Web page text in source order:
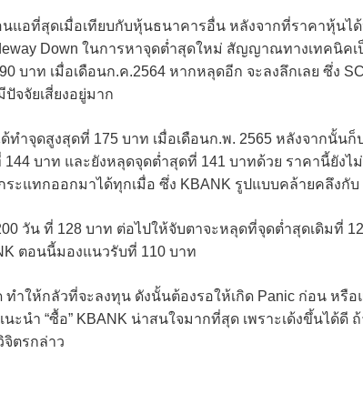
แอที่สุดเมื่อเทียบกับหุ้นธนาคารอื่น หลังจากที่ราคาหุ้นไ
Down ในการหาจุดต่ำสุดใหม่ สัญญาณทางเทคนิค
บาท เมื่อเดือนก.ค.2564 หากหลุดอีก จะลงลึกเลย ซึ่ง
ปัจจัยเสี่ยงอยู่มาก
ทำจุดสูงสุดที่ 175 บาท เมื่อเดือนก.พ. 2565 หลังจากนั้นก็
บาท และยังหลุดจุดต่ำสุดที่ 141 บาทด้วย ราคานี้ยังไ
ะแทกออกมาได้ทุกเมื่อ ซึ่ง KBANK รูปแบบคล้ายคลึงกับ
วัน ที่ 128 บาท ต่อไปให้จับตาจะหลุดที่จุดต่ำสุดเดิมที่
ตอนนี้มองแนวรับที่ 110 บาท
ำให้กลัวที่จะลงทุน ดังนั้นต้องรอให้เกิด Panic ก่อน หรือ
ะนำ “ซื้อ” KBANK น่าสนใจมากที่สุด เพราะเด้งขึ้นได้ดี
ตรกล่าว